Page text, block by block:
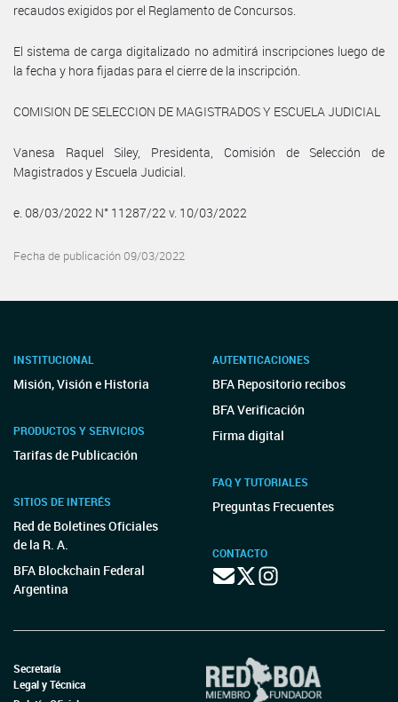
recaudos exigidos por el Reglamento de Concursos.
El sistema de carga digitalizado no admitirá inscripciones luego de
la fecha y hora fijadas para el cierre de la inscripción.
COMISION DE SELECCION DE MAGISTRADOS Y ESCUELA JUDICIAL
Vanesa Raquel Siley, Presidenta, Comisión de Selección de
Magistrados y Escuela Judicial.
e. 08/03/2022 N° 11287/22 v. 10/03/2022
Fecha de publicación 09/03/2022
INSTITUCIONAL
Misión, Visión e Historia
PRODUCTOS Y SERVICIOS
Tarifas de Publicación
SITIOS DE INTERÉS
Red de Boletines Oficiales
de la R. A.
BFA Blockchain Federal
Argentina
AUTENTICACIONES
BFA Repositorio recibos
BFA Verificación
Firma digital
FAQ Y TUTORIALES
Preguntas Frecuentes
CONTACTO
Secretaría
Legal y Técnica